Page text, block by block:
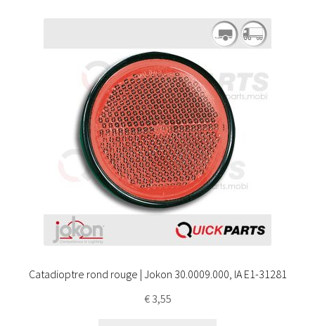
Catadioptre rond rouge | Jokon 30.0009.000, IA E1-31281
€3,55